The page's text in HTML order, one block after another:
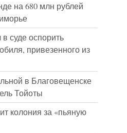
на 680 млн рублей
суде оспорить
привезенного из
в Благовещенске
Тойоты
колония за «пьяную